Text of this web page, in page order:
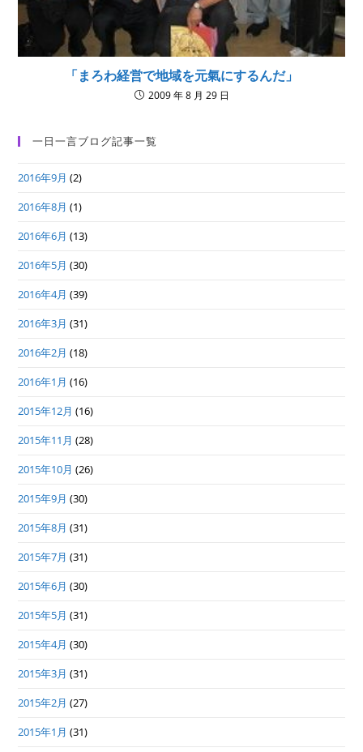
「まろわ経営で地域を元氣にするんだ」
2009 年 8 月 29 日
一日一言ブログ記事一覧
2016年9月 (2)
2016年8月 (1)
2016年6月 (13)
2016年5月 (30)
2016年4月 (39)
2016年3月 (31)
2016年2月 (18)
2016年1月 (16)
2015年12月 (16)
2015年11月 (28)
2015年10月 (26)
2015年9月 (30)
2015年8月 (31)
2015年7月 (31)
2015年6月 (30)
2015年5月 (31)
2015年4月 (30)
2015年3月 (31)
2015年2月 (27)
2015年1月 (31)